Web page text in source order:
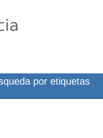
por etiquetas